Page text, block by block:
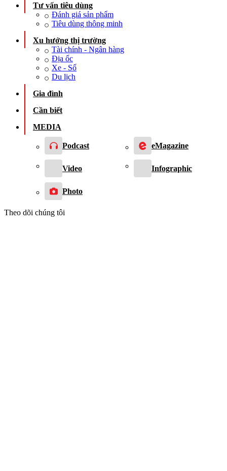
Tư vấn tiêu dùng
Đánh giá sản phẩm
Tiêu dùng thông minh
Xu hướng thị trường
Tài chính - Ngân hàng
Địa ốc
Xe - Số
Du lịch
Gia đình
Cần biết
MEDIA
Podcast eMagazine
Video Infographic
Photo
Theo dõi chúng tôi